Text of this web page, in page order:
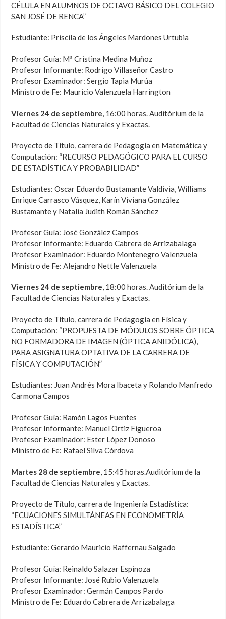
CÉLULA EN ALUMNOS DE OCTAVO BÁSICO DEL COLEGIO
SAN JOSÉ DE RENCA”
Estudiante: Priscila de los Ángeles Mardones Urtubia
Profesor Guía: Mª Cristina Medina Muñoz
Profesor Informante: Rodrigo Villaseñor Castro
Profesor Examinador: Sergio Tapia Murúa
Ministro de Fe: Mauricio Valenzuela Harrington
Viernes 24 de septiembre, 16:00 horas. Auditórium de la
Facultad de Ciencias Naturales y Exactas.
Proyecto de Título, carrera de Pedagogía en Matemática y
Computación: “RECURSO PEDAGÓGICO PARA EL CURSO
DE ESTADÍSTICA Y PROBABILIDAD”
Estudiantes: Oscar Eduardo Bustamante Valdivia, Williams
Enrique Carrasco Vásquez, Karín Viviana González
Bustamante y Natalia Judith Román Sánchez
Profesor Guía: José González Campos
Profesor Informante: Eduardo Cabrera de Arrizabalaga
Profesor Examinador: Eduardo Montenegro Valenzuela
Ministro de Fe: Alejandro Nettle Valenzuela
Viernes 24 de septiembre, 18:00 horas. Auditórium de la
Facultad de Ciencias Naturales y Exactas.
Proyecto de Título, carrera de Pedagogía en Física y
Computación: “PROPUESTA DE MÓDULOS SOBRE ÓPTICA
NO FORMADORA DE IMAGEN (ÓPTICA ANIDÓLICA),
PARA ASIGNATURA OPTATIVA DE LA CARRERA DE
FÍSICA Y COMPUTACIÓN”
Estudiantes: Juan Andrés Mora Ibaceta y Rolando Manfredo
Carmona Campos
Profesor Guía: Ramón Lagos Fuentes
Profesor Informante: Manuel Ortiz Figueroa
Profesor Examinador: Ester López Donoso
Ministro de Fe: Rafael Silva Córdova
Martes 28 de septiembre, 15:45 horas.Auditórium de la
Facultad de Ciencias Naturales y Exactas.
Proyecto de Título, carrera de Ingeniería Estadística:
“ECUACIONES SIMULTÁNEAS EN ECONOMETRÍA
ESTADÍSTICA”
Estudiante: Gerardo Mauricio Raffernau Salgado
Profesor Guía: Reinaldo Salazar Espinoza
Profesor Informante: José Rubio Valenzuela
Profesor Examinador: Germán Campos Pardo
Ministro de Fe: Eduardo Cabrera de Arrizabalaga